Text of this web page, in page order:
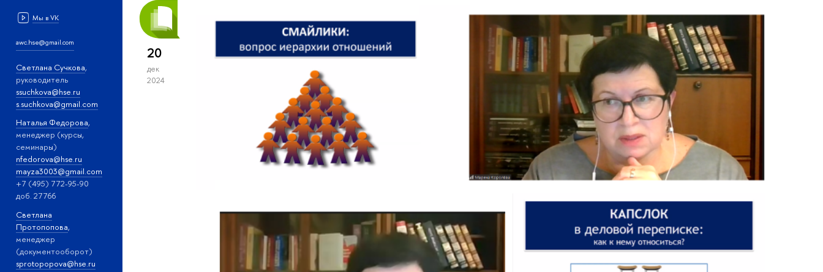
Мы в VK
awc.hse@gmail.com
Светлана Сучкова,
руководитель
ssuchkova@hse.ru
s.suchkova@gmail.com
Наталья Федорова,
менеджер (курсы,
семинары)
nfedorova@hse.ru
mayza3003@gmail.com
+7 (495) 772-95-90
доб. 27766
Светлана
Протопопова,
менеджер
(документооборот)
sprotopopova@hse.ru
20
дек
2024